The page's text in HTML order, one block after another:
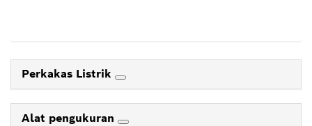
Perkakas Listrik
Alat pengukuran